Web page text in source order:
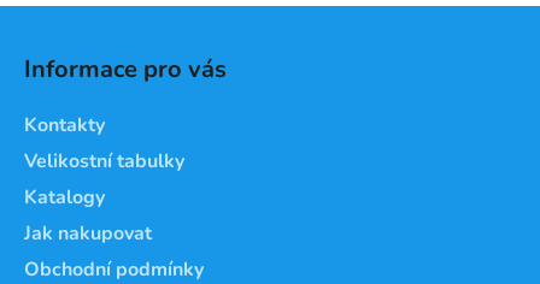
Informace pro vás
Kontakty
Velikostní tabulky
Katalogy
Jak nakupovat
Obchodní podmínky